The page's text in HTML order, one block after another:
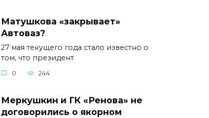
Матушкова «закрывает»
Автоваз?
27 мая текущего года стало известно о
том, что президент
0 244
Меркушкин и ГК «Ренова» не
договорились о якорном